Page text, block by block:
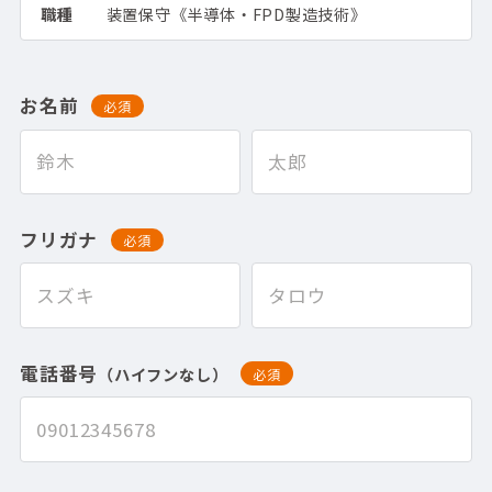
職種
装置保守《半導体・FPD製造技術》
お名前 必須
フリガナ 必須
電話番号 （ハイフンなし） 必須